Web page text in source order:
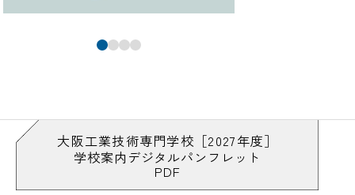
大阪工業技術専門学校［2027年度］
学校案内デジタルパンフレット
PDF